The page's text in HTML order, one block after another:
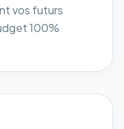
vos futurs
100%